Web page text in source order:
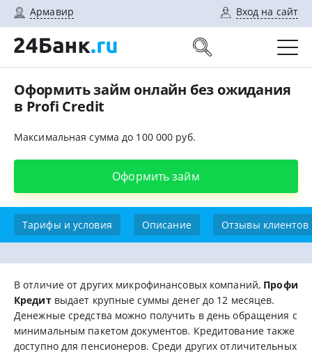
Армавир Вход на сайт
Оформить займ онлайн без ожидания
в Profi Credit
Максимальная сумма до 100 000 руб.
Оформить займ
Тарифы и условия Описание Отзывы клиентов
В отличие от других микрофинансовых компаний, Профи
Кредит выдает крупные суммы денег до 12 месяцев.
Денежные средства можно получить в день обращения с
минимальным пакетом документов. Кредитование также
доступно для пенсионеров. Среди других отличительных